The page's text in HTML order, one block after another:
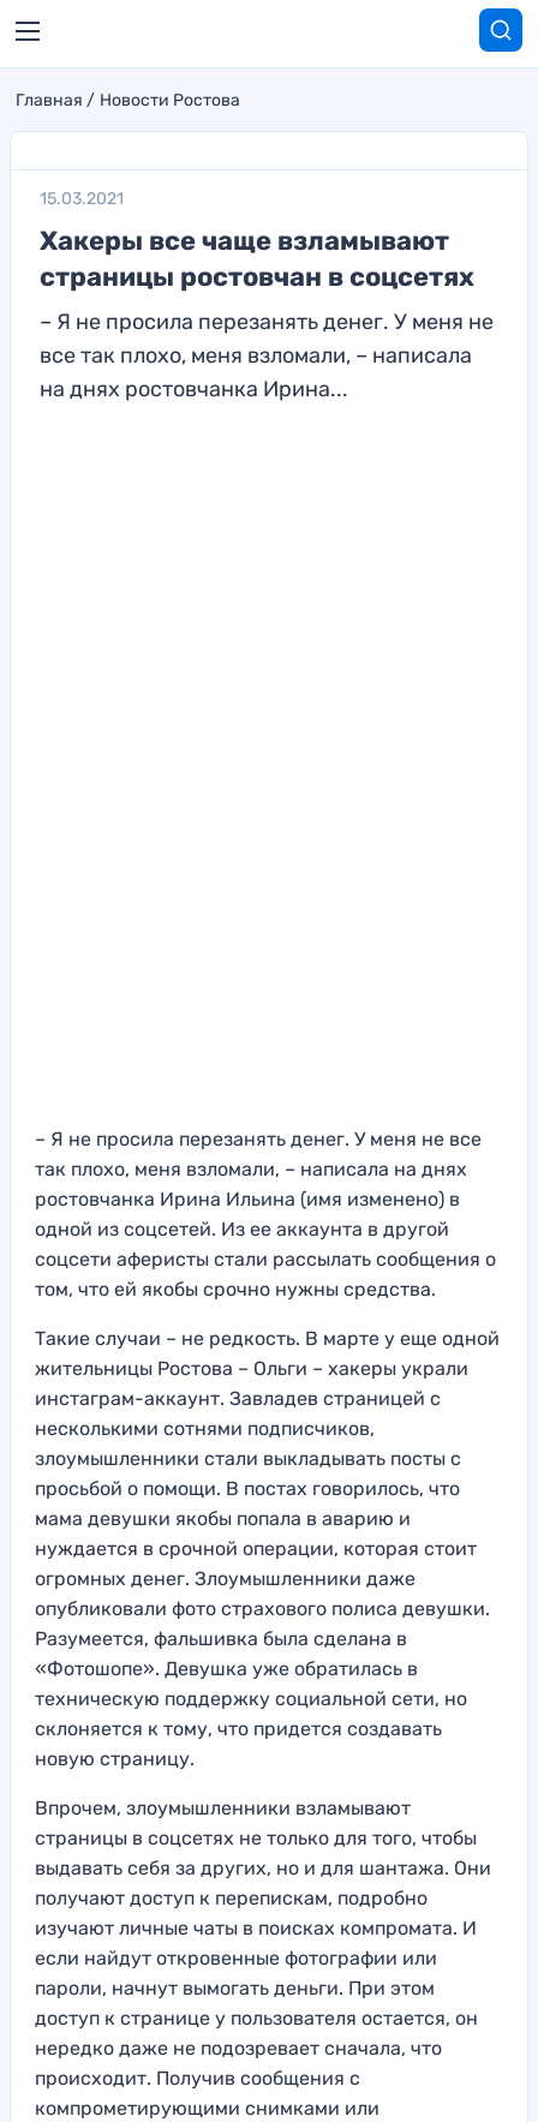
Главная Новости Ростова
15.03.2021
Хакеры все чаще взламывают
страницы ростовчан в соцсетях
– Я не просила перезанять денег. У меня не
все так плохо, меня взломали, – написала
на днях ростовчанка Ирина...
– Я не просила перезанять денег. У меня не все
так плохо, меня взломали, – написала на днях
ростовчанка Ирина Ильина (имя изменено) в
одной из соцсетей. Из ее аккаунта в другой
соцсети аферисты стали рассылать сообщения о
том, что ей якобы срочно нужны средства.
Такие случаи – не редкость. В марте у еще одной
жительницы Ростова – Ольги – хакеры украли
инстаграм-аккаунт. Завладев страницей с
несколькими сотнями подписчиков,
злоумышленники стали выкладывать посты с
просьбой о помощи. В постах говорилось, что
мама девушки якобы попала в аварию и
нуждается в срочной операции, которая стоит
огромных денег. Злоумышленники даже
опубликовали фото страхового полиса девушки.
Разумеется, фальшивка была сделана в
«Фотошопе». Девушка уже обратилась в
техническую поддержку социальной сети, но
склоняется к тому, что придется создавать
новую страницу.
Впрочем, злоумышленники взламывают
страницы в соцсетях не только для того, чтобы
выдавать себя за других, но и для шантажа. Они
получают доступ к перепискам, подробно
изучают личные чаты в поисках компромата. И
если найдут откровенные фотографии или
пароли, начнут вымогать деньги. При этом
доступ к странице у пользователя остается, он
нередко даже не подозревает сначала, что
происходит. Получив сообщения с
компрометирующими снимками или